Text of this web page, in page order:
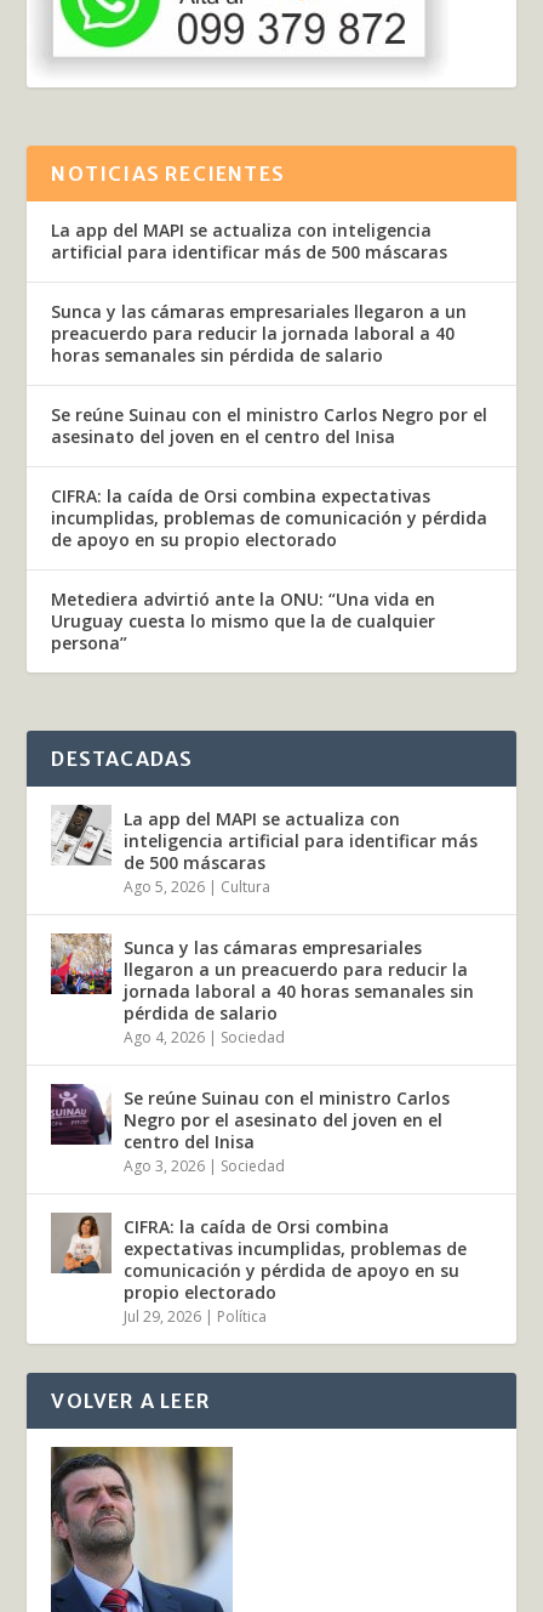
NOTICIAS RECIENTES
La app del MAPI se actualiza con inteligencia
artificial para identificar más de 500 máscaras
Sunca y las cámaras empresariales llegaron a un
preacuerdo para reducir la jornada laboral a 40
horas semanales sin pérdida de salario
Se reúne Suinau con el ministro Carlos Negro por el
asesinato del joven en el centro del Inisa
CIFRA: la caída de Orsi combina expectativas
incumplidas, problemas de comunicación y pérdida
de apoyo en su propio electorado
Metediera advirtió ante la ONU: “Una vida en
Uruguay cuesta lo mismo que la de cualquier
persona”
DESTACADAS
La app del MAPI se actualiza con
inteligencia artificial para identificar más
de 500 máscaras
Ago 5, 2026 | Cultura
Sunca y las cámaras empresariales
llegaron a un preacuerdo para reducir la
jornada laboral a 40 horas semanales sin
pérdida de salario
Ago 4, 2026 | Sociedad
Se reúne Suinau con el ministro Carlos
Negro por el asesinato del joven en el
centro del Inisa
Ago 3, 2026 | Sociedad
CIFRA: la caída de Orsi combina
expectativas incumplidas, problemas de
comunicación y pérdida de apoyo en su
propio electorado
Jul 29, 2026 | Política
VOLVER A LEER